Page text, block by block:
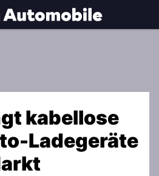
kabellose
Ladegeräte